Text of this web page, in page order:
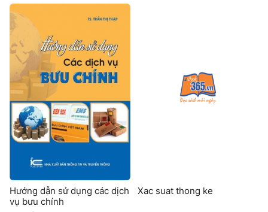
Hướng dẫn sử dụng các dịch
vụ bưu chính
Xac suat thong ke